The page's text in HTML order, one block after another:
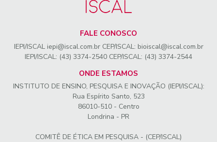
FALE CONOSCO
IEPI/ISCAL iepi@iscal.com.br CEP/ISCAL: bioiscal@iscal.com.br
IEPI/ISCAL: (43) 3374-2540 CEP/ISCAL: (43) 3374-2544
ONDE ESTAMOS
INSTITUTO DE ENSINO, PESQUISA E INOVAÇÃO (IEPI/ISCAL):
Rua Espírito Santo, 523
86010-510 - Centro
Londrina - PR
COMITÊ DE ÉTICA EM PESQUISA - (CEP/ISCAL)